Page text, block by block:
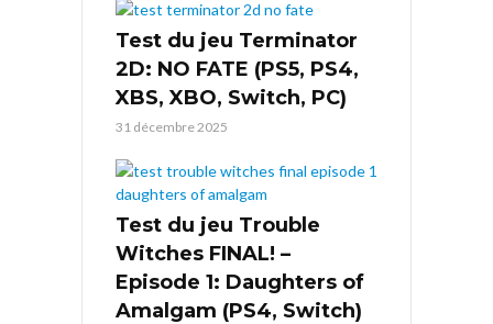
Test du jeu Terminator
2D: NO FATE (PS5, PS4,
XBS, XBO, Switch, PC)
31 décembre 2025
Test du jeu Trouble
Witches FINAL! –
Episode 1: Daughters of
Amalgam (PS4, Switch)